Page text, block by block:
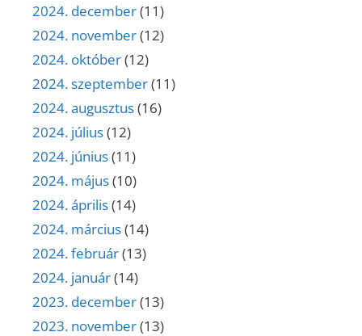
2024. december(11)
2024. november(12)
2024. október(12)
2024. szeptember(11)
2024. augusztus(16)
2024. július(12)
2024. június(11)
2024. május(10)
2024. április(14)
2024. március(14)
2024. február(13)
2024. január(14)
2023. december(13)
2023. november(13)